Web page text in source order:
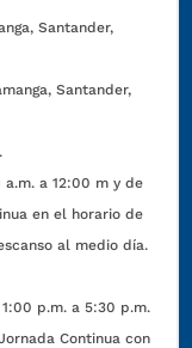
Santander,
Santander,
a.m. a 12:00 m y de
en el horario de
al medio día.
p.m. a 5:30 p.m.
Continua con